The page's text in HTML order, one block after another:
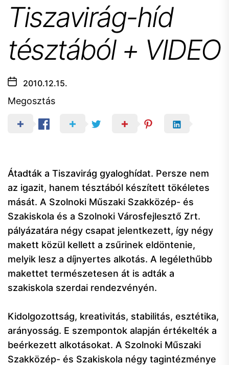
Tiszavirág-híd
tésztából + VIDEO
2010.12.15.
Megosztás
Átadták a Tiszavirág gyaloghídat. Persze nem
az igazit, hanem tésztából készített tökéletes
mását. A Szolnoki Műszaki Szakközép- és
Szakiskola és a Szolnoki Városfejlesztő Zrt.
pályázatára négy csapat jelentkezett, így négy
makett közül kellett a zsűrinek eldöntenie,
melyik lesz a díjnyertes alkotás. A legélethűbb
makettet természetesen át is adták a
szakiskola szerdai rendezvényén.
Kidolgozottság, kreativitás, stabilitás, esztétika,
arányosság. E szempontok alapján értékelték a
beérkezett alkotásokat. A Szolnoki Műszaki
Szakközép- és Szakiskola négy tagintézménye